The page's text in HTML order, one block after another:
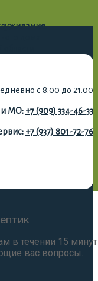
с 8.00 до 21.00
и МО: +7 (909) 334-46-33
+7 (937) 801-72-76
в течении 15
вас вопросы.